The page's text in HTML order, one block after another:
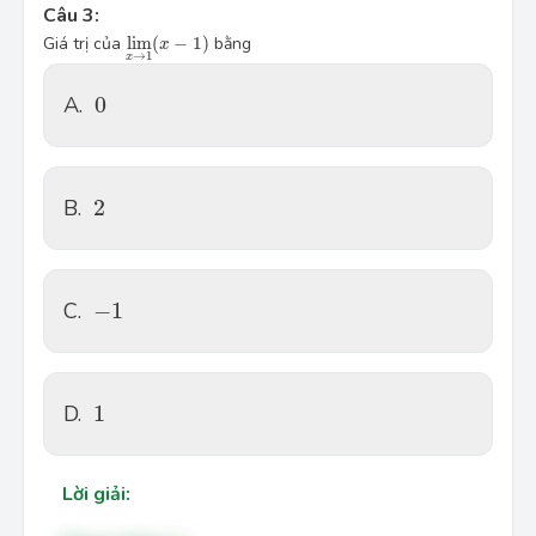
Câu 3:
Giá trị của lim
x→1
(x − 1)
\underset{x\to 1}{\mathop{\lim}}\,(x-1 )
bằng
A. 0
0
B. 2
2
C. −1
-1
D. 1
1
Lời giải: